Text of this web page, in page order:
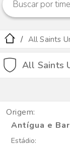
All Saints
All Saints
Origem:
Antígua e
Estádio: